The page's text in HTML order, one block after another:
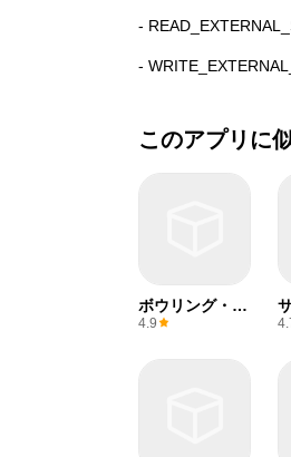
-
-
このアプリに
ボウリング・ク
ルー
4.9